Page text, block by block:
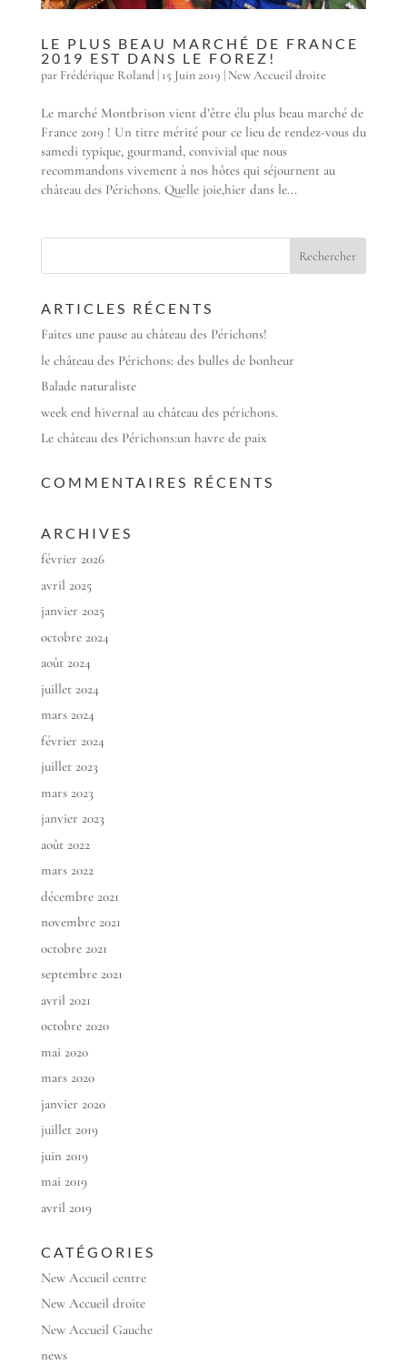
LE PLUS BEAU MARCHÉ DE FRANCE
2019 EST DANS LE FOREZ!
par Frédérique Roland| 15 Juin 2019 | New Accueil droite
Le marché Montbrison vient d’être élu plus beau marché de
France 2019 ! Un titre mérité pour ce lieu de rendez-vous du
samedi typique, gourmand, convivial que nous
recommandons vivement à nos hôtes qui séjournent au
château des Périchons. Quelle joie,hier dans le...
ARTICLES RÉCENTS
Faites une pause au château des Périchons!
le château des Périchons: des bulles de bonheur
Balade naturaliste
week end hivernal au château des périchons.
Le château des Périchons:un havre de paix
COMMENTAIRES RÉCENTS
ARCHIVES
février 2026
avril 2025
janvier 2025
octobre 2024
août 2024
juillet 2024
mars 2024
février 2024
juillet 2023
mars 2023
janvier 2023
août 2022
mars 2022
décembre 2021
novembre 2021
octobre 2021
septembre 2021
avril 2021
octobre 2020
mai 2020
mars 2020
janvier 2020
juillet 2019
juin 2019
mai 2019
avril 2019
CATÉGORIES
New Accueil centre
New Accueil droite
New Accueil Gauche
news